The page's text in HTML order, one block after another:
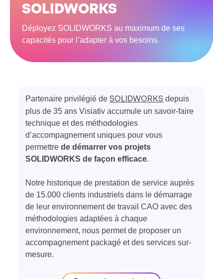
SOLIDWORKS
Déployez SOLIDWORKS au maximum de ses
capacités pour l’adapter à vos besoins.
Partenaire privilégié deSOLIDWORKS depuis
plus de 35 ans Visiativ accumule un savoir-faire
technique et des méthodologies
d’accompagnement uniques pour vous
permettrede démarrer vos projets
SOLIDWORKS de façon efficace.
Notre historique de prestation de service auprès
de 15.000 clients industriels dans le démarrage
de leur environnement de travail CAO avec des
méthodologies adaptées à chaque
environnement, nous permet de proposer un
accompagnement packagé et des services sur-
mesure.